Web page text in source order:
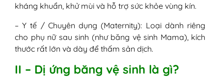
kháng khuẩn, khử mùi và hỗ trợ sức khỏe vùng kín.
– Y tế / Chuyên dụng (Maternity): Loại dành riêng
cho phụ nữ sau sinh (như băng vệ sinh Mama), kích
thước rất lớn và dày để thấm sản dịch.
II – Dị ứng băng vệ sinh là gì?